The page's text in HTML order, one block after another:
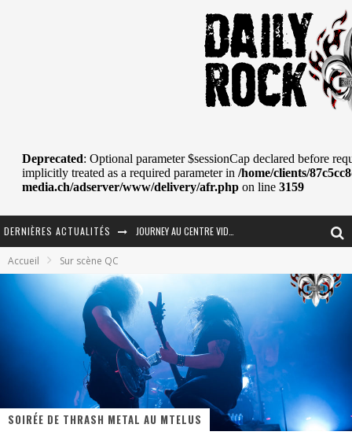
DERNIÈRES ACTUALITÉS La Tragédie sort de la nouvelle musique
Jeff Martin au Corona de Montréal
On va se le dire, Sword est de retour
Les rêves sont faits pour être réalisés
Accueil Sur scène QC
SOIRÉE DE THRASH METAL AU MTELUS